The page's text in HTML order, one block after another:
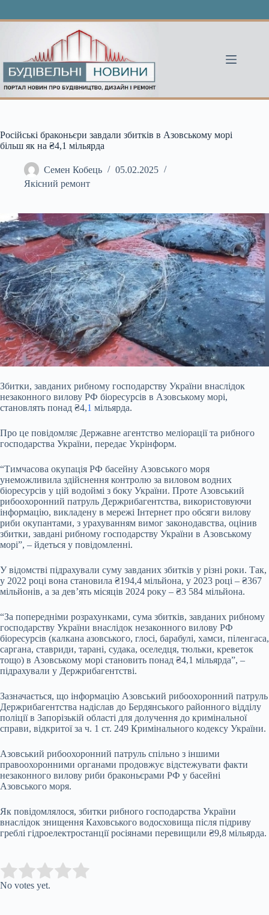
Російські браконьєри завдали збитків в Азовському морі
більш як на ₴4,1 мільярда
Семен Кобець
05.02.2025
Якісний ремонт
Збитки, завданих рибному господарству України внаслідок
незаконного вилову РФ біоресурсів в Азовському морі,
становлять понад ₴4,1 мільярда.
Про це повідомляє Державне агентство меліорації та рибного
господарства України, передає Укрінформ.
“Тимчасова окупація РФ басейну Азовського моря
унеможливила здійснення контролю за виловом водних
біоресурсів у цій водоймі з боку України. Проте Азовський
рибоохоронний патруль Держрибагентства, використовуючи
інформацію, викладену в мережі Інтернет про обсяги вилову
риби окупантами, з урахуванням вимог законодавства, оцінив
збитки, завдані рибному господарству України в Азовському
морі”, – йдеться у повідомленні.
У відомстві підрахували суму завданих збитків у різні роки. Так,
у 2022 році вона становила ₴194,4 мільйона, у 2023 році – ₴367
мільйонів, а за дев’ять місяців 2024 року – ₴3 584 мільйона.
“За попередніми розрахунками, сума збитків, завданих рибному
господарству України внаслідок незаконного вилову РФ
біоресурсів (калкана азовського, глосі, барабулі, хамси, піленгаса,
саргана, ставриди, тарані, судака, оселедця, тюльки, креветок
тощо) в Азовському морі становить понад ₴4,1 мільярда”, –
підрахували у Держрибагентстві.
Зазначається, що інформацію Азовський рибоохоронний патруль
Держрибагентства надіслав до Бердянського районного відділу
поліції в Запорізькій області для долучення до кримінальної
справи, відкритої за ч. 1 ст. 249 Кримінального кодексу України.
Азовський рибоохоронний патруль спільно з іншими
правоохоронними органами продовжує відстежувати факти
незаконного вилову риби браконьєрами РФ у басейні
Азовського моря.
Як повідомлялося, збитки рибного господарства України
внаслідок знищення Каховського водосховища після підриву
греблі гідроелектростанції росіянами перевищили ₴9,8 мільярда.
Rate this item:
No votes yet.